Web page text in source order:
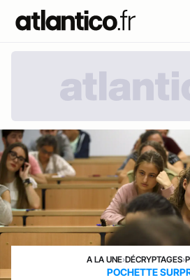
A LA UNE›DÉCRYPTAGES›
POCHETTE